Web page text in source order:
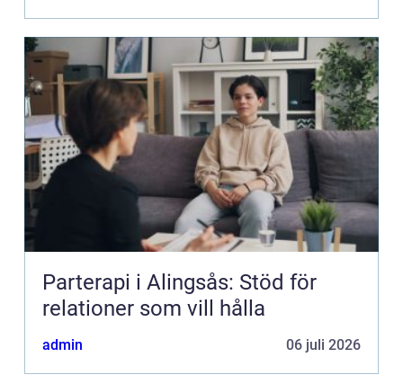
Parterapi i Alingsås: Stöd för
relationer som vill hålla
admin 06 juli 2026